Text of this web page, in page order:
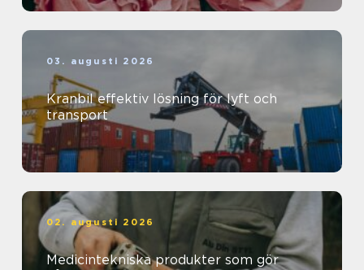
03. augusti 2026
Kranbil effektiv lösning för lyft och
transport
02. augusti 2026
Medicintekniska produkter som gör